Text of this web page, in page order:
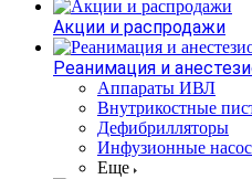
Акции и распродажи
Реанимация и
Аппараты ИВЛ
Внутрикостные
Дефибрилляторы
Инфузионные
Еще